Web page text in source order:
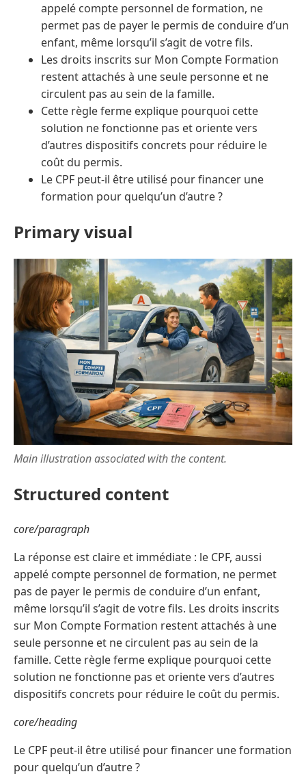
appelé compte personnel de formation, ne
permet pas de payer le permis de conduire d’un
enfant, même lorsqu’il s’agit de votre fils.
Les droits inscrits sur Mon Compte Formation
restent attachés à une seule personne et ne
circulent pas au sein de la famille.
Cette règle ferme explique pourquoi cette
solution ne fonctionne pas et oriente vers
d’autres dispositifs concrets pour réduire le
coût du permis.
Le CPF peut-il être utilisé pour financer une
formation pour quelqu’un d’autre ?
Primary visual
Main illustration associated with the content.
Structured content
core/paragraph
La réponse est claire et immédiate : le CPF, aussi
appelé compte personnel de formation, ne permet
pas de payer le permis de conduire d’un enfant,
même lorsqu’il s’agit de votre fils. Les droits inscrits
sur Mon Compte Formation restent attachés à une
seule personne et ne circulent pas au sein de la
famille. Cette règle ferme explique pourquoi cette
solution ne fonctionne pas et oriente vers d’autres
dispositifs concrets pour réduire le coût du permis.
core/heading
Le CPF peut-il être utilisé pour financer une formation
pour quelqu’un d’autre ?